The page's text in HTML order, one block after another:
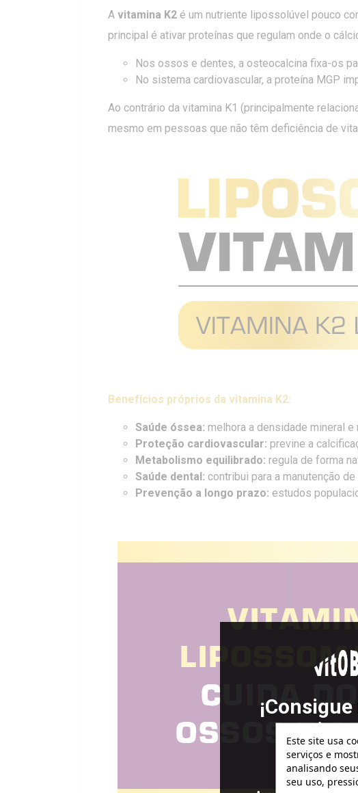
A vitamina K2 é um nutriente lipossolúvel pouco
principal é ativar proteínas que regulam onde o
Nos ossos e dentes, a osteocalcina fixa-os
No sistema cardiovascular, a proteína MGP
Ao contrário da vitamina K1 (principalmente
mesmo em pessoas que não têm deficiência de
Benefícios próprios da vitamina K2:
Saúde óssea: melhora a densidade mineral
Proteção cardiovascular: previne a
Metabolismo equilibrado: regula de forma
Saúde dental: contribui para a manutenção
Prevenção a longo prazo: estudos
Este site usa
serviços e
analisando
seu uso,
gratis